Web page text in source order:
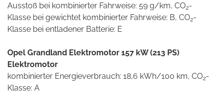
Ausstoß bei kombinierter Fahrweise: 59 g/km, CO2-
Klasse bei gewichtet kombinierter Fahrweise: B, CO2-
Klasse bei entladener Batterie: E
Opel Grandland Elektromotor 157 kW (213 PS)
Elektromotor
kombinierter Energieverbrauch: 18,6 kWh/100 km, CO2-
Klasse: A